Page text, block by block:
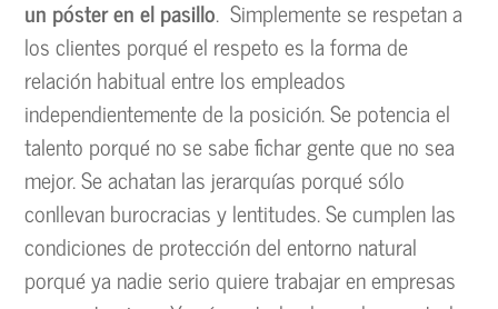
un póster en el pasillo. Simplemente se respetan a
los clientes porqué el respeto es la forma de
relación habitual entre los empleados
independientemente de la posición. Se potencia el
talento porqué no se sabe fichar gente que no sea
mejor. Se achatan las jerarquías porqué sólo
conllevan burocracias y lentitudes. Se cumplen las
condiciones de protección del entorno natural
porqué ya nadie serio quiere trabajar en empresas